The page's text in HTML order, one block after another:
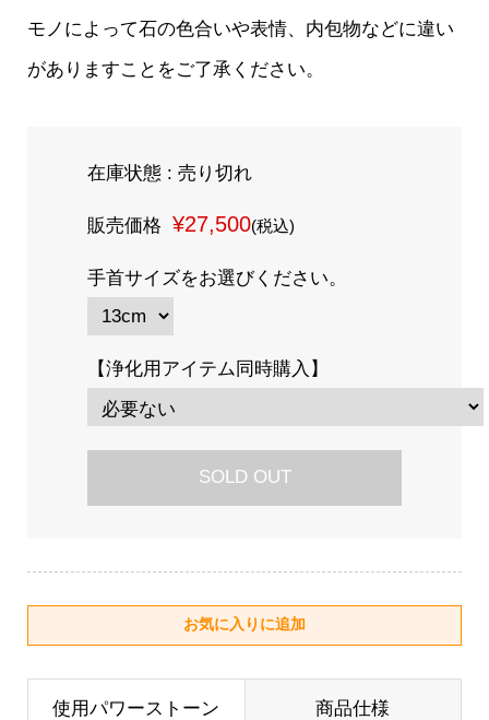
モノによって石の色合いや表情、内包物などに違い
がありますことをご了承ください。
在庫状態 : 売り切れ
販売価格 ¥27,500(税込)
手首サイズをお選びください。
【浄化用アイテム同時購入】
SOLD OUT
使用パワーストーン 商品仕様